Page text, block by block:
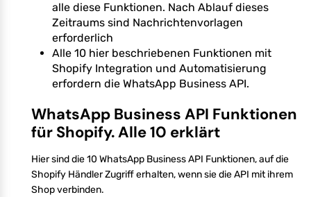
alle diese Funktionen. Nach Ablauf dieses
Zeitraums sind Nachrichtenvorlagen
erforderlich
Alle 10 hier beschriebenen Funktionen mit
Shopify Integration und Automatisierung
erfordern die WhatsApp Business API.
WhatsApp Business API Funktionen
für Shopify. Alle 10 erklärt
Hier sind die 10 WhatsApp Business API Funktionen, auf die
Shopify Händler Zugriff erhalten, wenn sie die API mit ihrem
Shop verbinden.